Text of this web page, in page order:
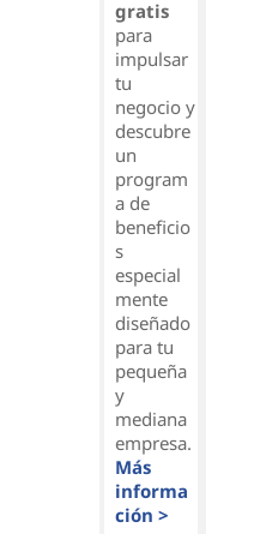
gratis
para
impulsar
tu
negocio y
descubre
un
program
a de
beneficio
s
especial
mente
diseñado
para tu
pequeña
y
mediana
empresa.
Más
informa
ción >